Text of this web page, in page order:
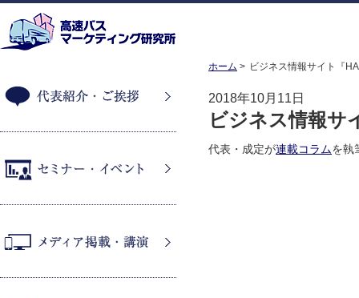
ホーム ビジネス情報サイト『
2018年10月11日
ビジネス情報サ
代表・成定が連載コラムを執